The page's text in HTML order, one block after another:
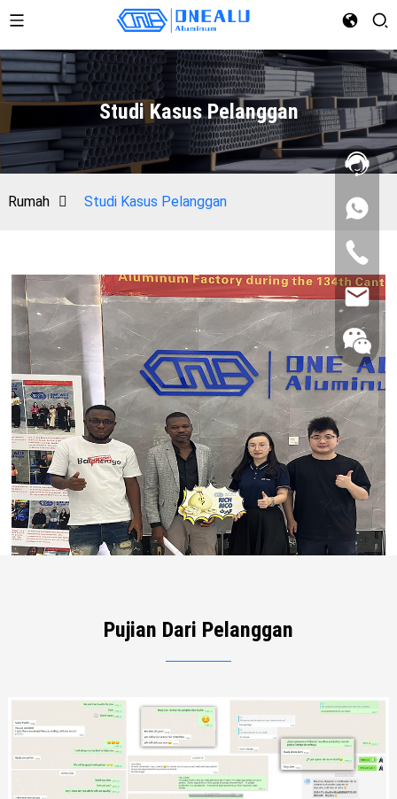
Studi Kasus Pelanggan
Rumah Studi Kasus Pelanggan
Pujian Dari Pelanggan